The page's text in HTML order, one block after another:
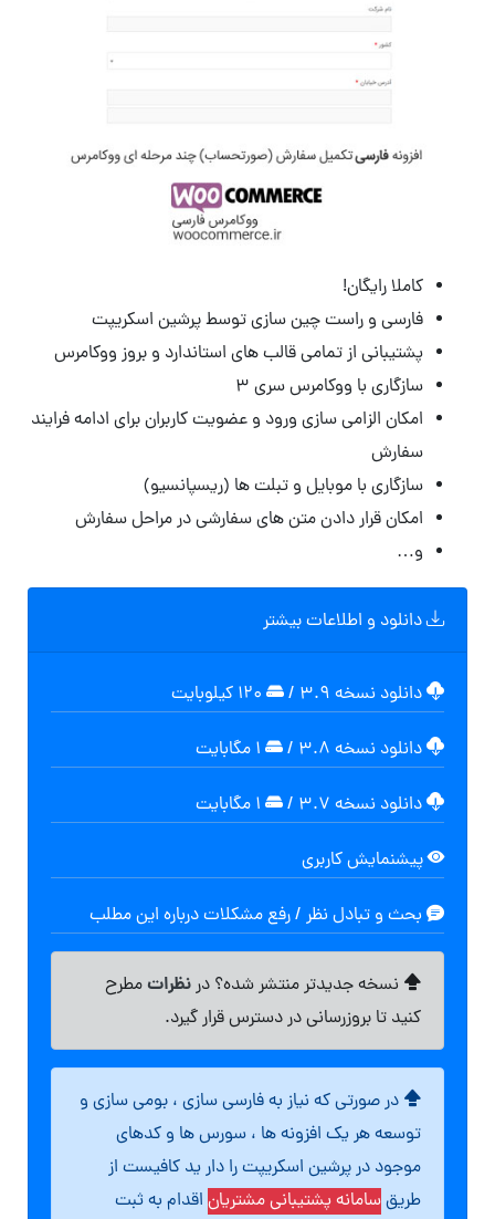
کاملا رایگان!
فارسی و راست چین سازی توسط پرشین اسکریپت
پشتیبانی از تمامی قالب های استاندارد و بروز ووکامرس
سازگاری با ووکامرس سری ۳
امکان الزامی سازی ورود و عضویت کاربران برای ادامه فرایند
سفارش
سازگاری با موبایل و تبلت ها (ریسپانسیو)
امکان قرار دادن متن های سفارشی در مراحل سفارش
و…
دانلود و اطلاعات بیشتر
دانلود نسخه ۳.۹ /
دانلود نسخه ۳.۸ /
دانلود نسخه ۳.۷ /
پیشنمایش کاربری
بحث و تبادل نظر / رفع مشکلات درباره این مطلب
نسخه جدیدتر منتشر شده؟ درنظراتمطرح
کنید تا بروزرسانی در دسترس قرار گیرد.
در صورتی که نیاز به فارسی سازی ، بومی سازی و
توسعه هر یک افزونه ها ، سورس ها و کدهای
موجود در پرشین اسکریپت را دار ید کافیست از
طریقسامانه پشتیبانی مشتریان اقدام به ثبت